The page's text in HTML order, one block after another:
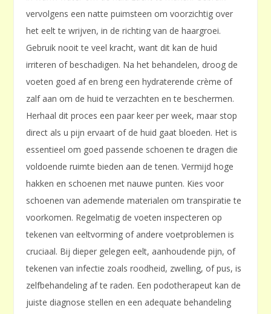
vervolgens een natte puimsteen om voorzichtig over
het eelt te wrijven, in de richting van de haargroei.
Gebruik nooit te veel kracht, want dit kan de huid
irriteren of beschadigen. Na het behandelen, droog de
voeten goed af en breng een hydraterende crème of
zalf aan om de huid te verzachten en te beschermen.
Herhaal dit proces een paar keer per week, maar stop
direct als u pijn ervaart of de huid gaat bloeden. Het is
essentieel om goed passende schoenen te dragen die
voldoende ruimte bieden aan de tenen. Vermijd hoge
hakken en schoenen met nauwe punten. Kies voor
schoenen van ademende materialen om transpiratie te
voorkomen. Regelmatig de voeten inspecteren op
tekenen van eeltvorming of andere voetproblemen is
cruciaal. Bij dieper gelegen eelt, aanhoudende pijn, of
tekenen van infectie zoals roodheid, zwelling, of pus, is
zelfbehandeling af te raden. Een podotherapeut kan de
juiste diagnose stellen en een adequate behandeling